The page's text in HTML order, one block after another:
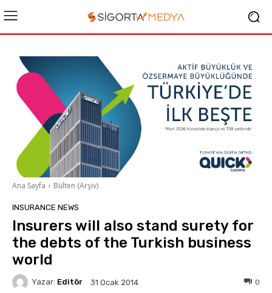
Ana Sayfa Bülten (Arşiv)
INSURANCE NEWS
Insurers will also stand surety for
the debts of the Turkish business
world
Yazar: Editör 31 Ocak 2014 0